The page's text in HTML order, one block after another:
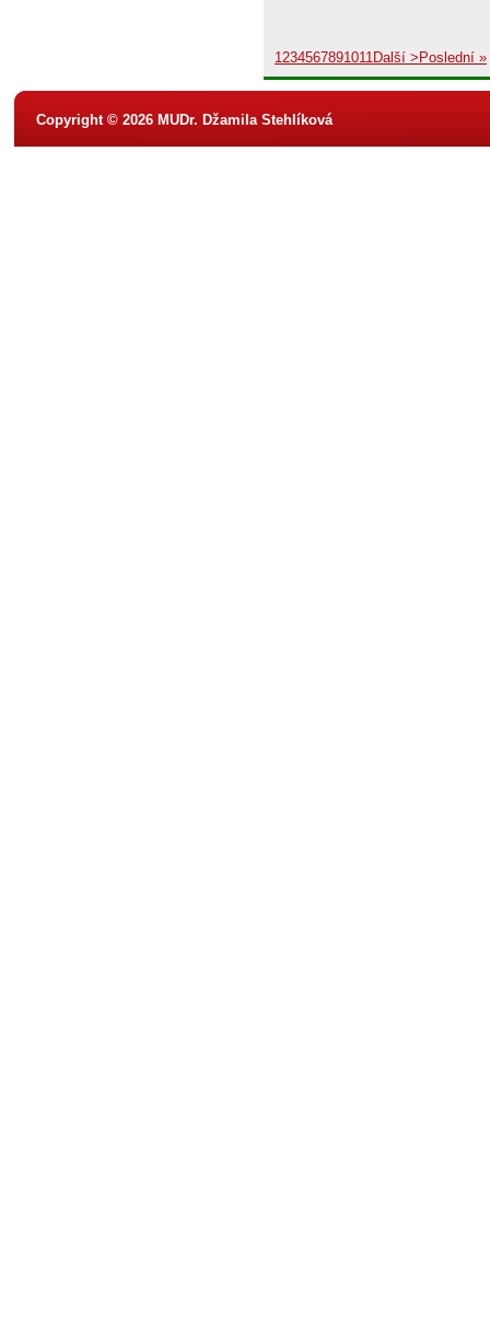
1234567891011Další > Poslední »
Copyright © 2026 MUDr. Džamila Stehlíková